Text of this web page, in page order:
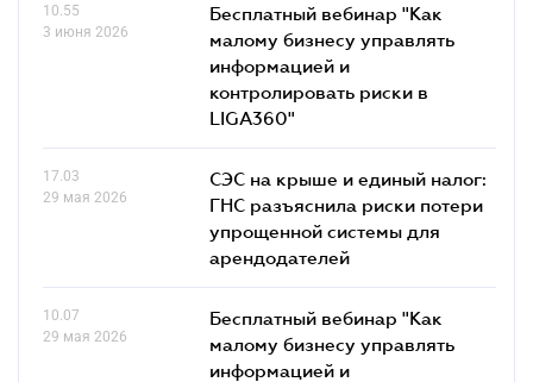
10.55
3 июня 2026
Бесплатный вебинар "Как
малому бизнесу управлять
информацией и
контролировать риски в
LIGA360"
17.03
29 мая 2026
СЭС на крыше и единый налог:
ГНС разъяснила риски потери
упрощенной системы для
арендодателей
10.07
29 мая 2026
Бесплатный вебинар "Как
малому бизнесу управлять
информацией и